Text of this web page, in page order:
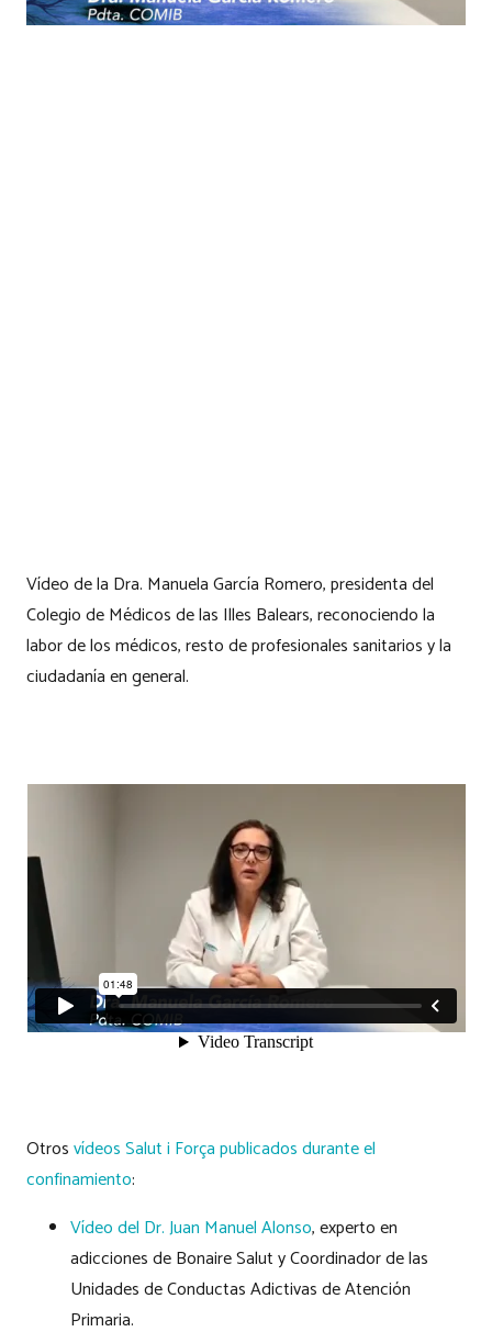
Vídeo de la Dra. Manuela García Romero, presidenta del
Colegio de Médicos de las Illes Balears, reconociendo la
labor de los médicos, resto de profesionales sanitarios y la
ciudadanía en general.
Otrosvídeos Salut i Força publicados durante el
confinamiento:
Vídeo del Dr. Juan Manuel Alonso, experto en
adicciones de Bonaire Salut y Coordinador de las
Unidades de Conductas Adictivas de Atención
Primaria.